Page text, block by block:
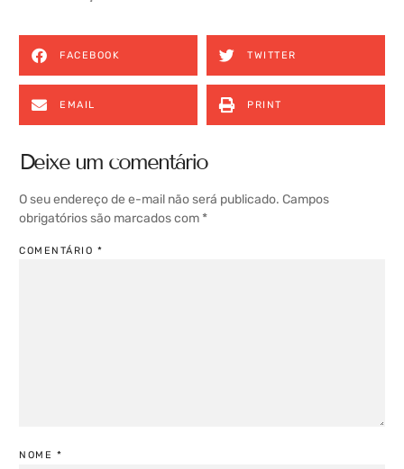
FACEBOOK TWITTER
EMAIL PRINT
Deixe um comentário
O seu endereço de e-mail não será publicado. Campos
obrigatórios são marcados com *
COMENTÁRIO *
NOME *